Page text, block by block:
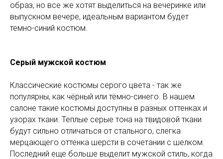
образ, но все же хотят выделиться на вечеринке или
выпускном вечере, идеальным вариантом будет
темно-синий костюм.
Серый мужской костюм
Классические костюмы серого цвета - так же
популярны, как чёрный или тёмно-синего. В нашем
салоне такие костюмы доступны в разных оттенках и
узорах ткани. Теплые серые тона на твидовой ткани
будут сильно отличаться от стального, слегка
мерцающего оттенка шерсти в сочетании с шелком.
Последний еще больше выделит мужской стиль, когда